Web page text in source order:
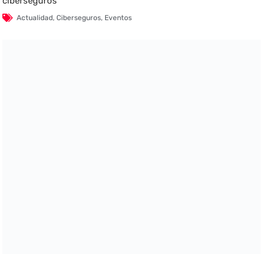
Actualidad,Ciberseguros, Eventos